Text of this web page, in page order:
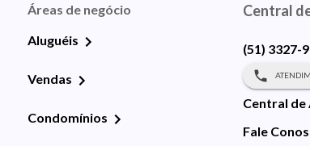
Áreas de negócio
Aluguéis
Vendas
Condomínios
Central
(51) 3327-
Central de
Fale